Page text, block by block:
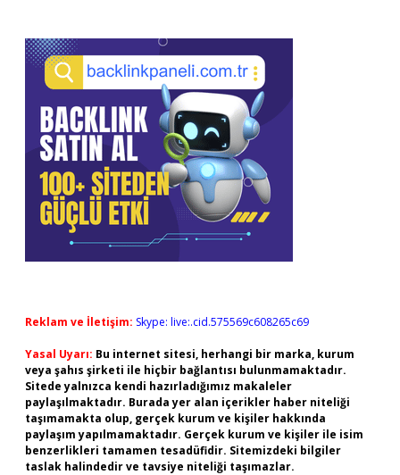
Reklam ve İletişim: Skype: live:.cid.575569c608265c69
Yasal Uyarı: Bu internet sitesi, herhangi bir marka, kurum
veya şahıs şirketi ile hiçbir bağlantısı bulunmamaktadır.
Sitede yalnızca kendi hazırladığımız makaleler
paylaşılmaktadır. Burada yer alan içerikler haber niteliği
taşımamakta olup, gerçek kurum ve kişiler hakkında
paylaşım yapılmamaktadır. Gerçek kurum ve kişiler ile isim
benzerlikleri tamamen tesadüfidir. Sitemizdeki bilgiler
taslak halindedir ve tavsiye niteliği taşımazlar.